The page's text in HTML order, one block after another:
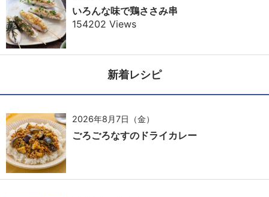
いろんな味で鶏ささみ串
154202 Views
新着レシピ
2026年8月7日（金）
ごろごろなすのドライカレー